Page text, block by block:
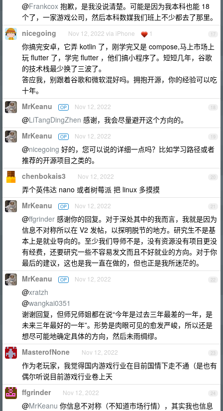
@Frankcox 抱歉，是我没说清楚。可能是因为我本科也能 18
个了，一家游戏公司，然后本科数媒我们班上不少都去了那里。
17
nicegoing Nov 12, 2022 via iPhone 1
你搞完安卓，它弄 kotlin 了，刚学完又是 compose,马上市场上
玩 flutter 了，学完 flutter ，他们搞小程序了。短短几年，谷歌
的技术栈最少换了三波了。
答应我，别跟着谷歌和微软混好吗。拥抱开源，你的经验可以吃
十年。
18
MrKeanu OP Nov 12, 2022
@LiTangDingZhen 感谢，我会尽量避开这个方向的。
19
MrKeanu OP Nov 12, 2022
@nicegoing 好的，您可以说的详细一点吗？比如学习路径或者
推荐的开源项目之类的。
20
chenbokais3 Nov 12, 2022
弄个英伟达 nano 或者树莓派 把 linux 多摸摸
21
MrKeanu OP Nov 12, 2022
@ffgrinder 感谢你的回复。对于深处其中的我而言，我就是因为
信息不对称所以在 V2 发帖，以探明脱节的地方。研究生不是基
本上是就业导向的。至少我们导师不是，没有资源没有项目更没
有经费，还要研究一些不容易发文而且不好就业的方向。对于你
最后的建议，这也是我一直在做的，但也正是我所迷茫的。
22
MrKeanu OP Nov 12, 2022
@xratzh
@wangkai0351
谢谢回复，但师兄师姐都在说“今年是过去三年最差的一年，是
未来三年最好的一年”。形势是肉眼可见的愈发严峻，所以还是
想尽可能地确定具体的方向，然后未雨绸缪。
23
MasterofNone Nov 12, 2022
作为老玩家，我觉得国内游戏行业在目前国情下走不通（是也有
偶尔听说目前游戏行业卷上天
24
ffgrinder Nov 12, 2022
@MrKeanu 你信息不对称（不知道市场行情），其实我也信息